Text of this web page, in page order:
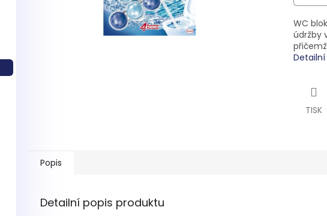
WC
údržby
TISK
Popis
Detailní popis produktu